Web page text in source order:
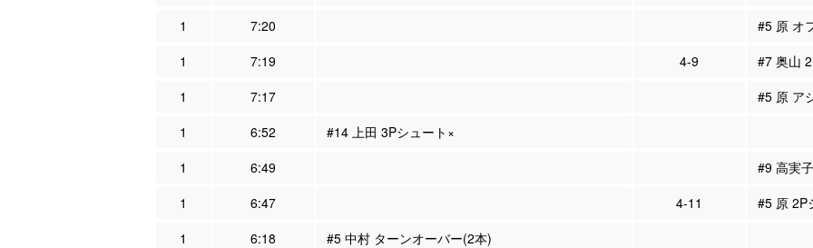
1
7:20
#5 原 オ
1
7:19 4-9
#7 奥山
1
7:17
#5 原 ア
1
6:52
#14 上田 3Pシュート×
1
6:49
#9 高実
1
6:47 4-11
#5 原 2P
1
6:18
#5 中村 ターンオーバー(2本)